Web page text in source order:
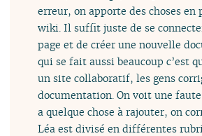
erreur, on apporte des choses en
wiki. Il suffit juste de se
page et de créer une nouvelle
qui se fait aussi beaucoup c’est
un site collaboratif, les gens
documentation. On voit une
a quelque chose à rajouter, on
Léa est divisé en différentes